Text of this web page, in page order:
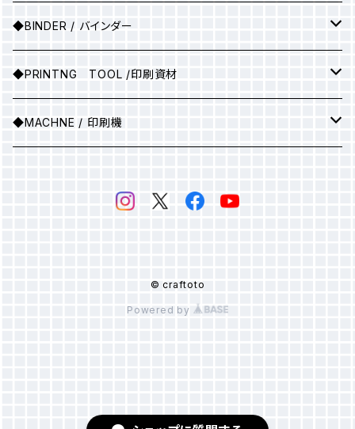
●A3サイズ
●A2サイズ
アルミ枠
アルミ枠+紗張り
フィルム
▶25ｇ
▶100ｇ
◆BINDER / バインダー
▶ソフトバインダー(カラー)
▶ソフトバインダー（ホワイト）
◆PRINTNG TOOL /印刷資材
スキージ
◆MACHNE / 印刷機
© craftoto
Powered by